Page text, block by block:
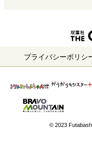
プライバシーポリシ
© 2023